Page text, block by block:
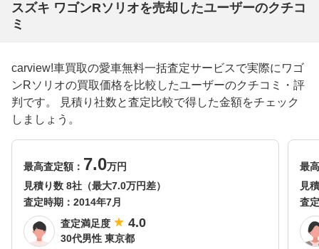
スズキ ワゴンRソリオを売却したユーザーのクチコ
ミ
carview!車買取の愛車無料一括査定サービスで実際にワゴ
ンRソリオの買取価格を比較したユーザーのクチコミ・評
判です。 見積り社数と査定比較で得した金額をチェック
しましょう。
最高査定額： 7.0万円
見積り数 8社（最大7.0万円差）
査定時期： 2014年7月
査定満足度
4.0
30代男性 東京都
最
見
査